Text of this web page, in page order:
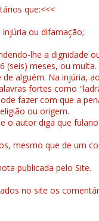
que:<<<
ou difamação;
lhe a dignidade
(seis) meses, ou multa.
de alguém. Na injúria,
fortes como
fazer com que a
ou origem.
o autor diga que
mesmo que de um
publicada pelo Site.
no site os